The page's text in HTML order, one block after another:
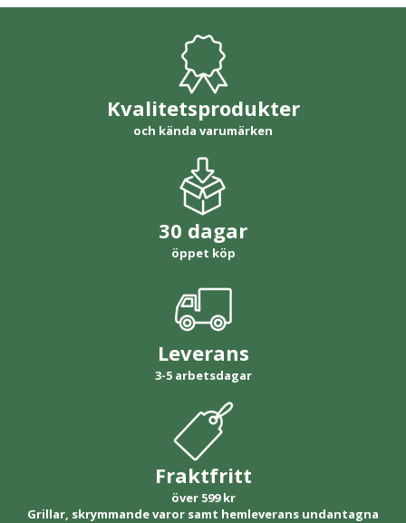
Kvalitetsprodukter
och kända varumärken
30 dagar
öppet köp
Leverans
3-5 arbetsdagar
Fraktfritt
över 599 kr
Grillar, skrymmande varor samt hemleverans undantagna